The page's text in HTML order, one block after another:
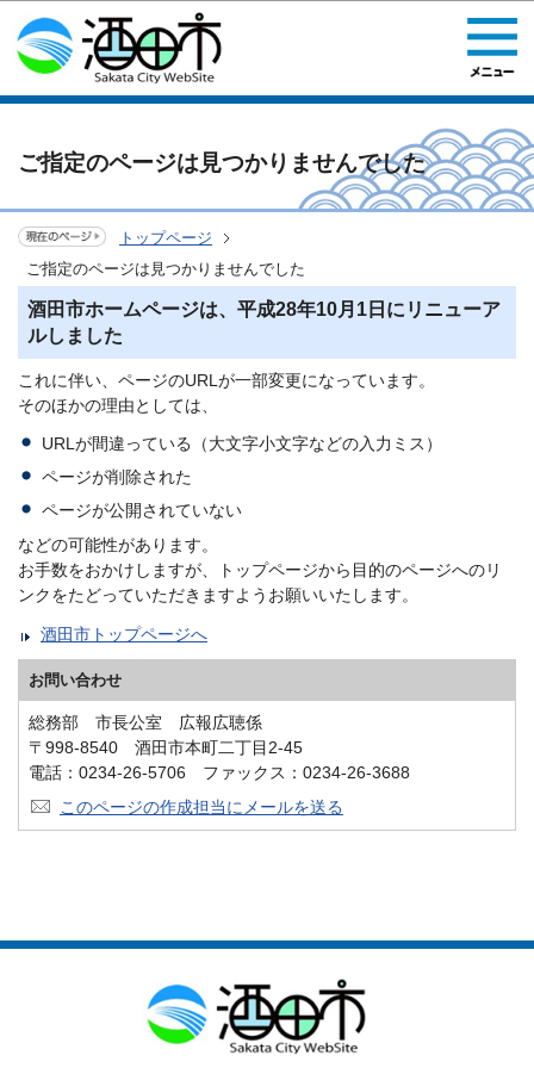
このページの本文へ移動
ご指定のページは見つかりませんでした
トップページ
ご指定のページは見つかりませんでした
酒田市ホームページは、平成28年10月1日にリニューア
ルしました
これに伴い、ページのURLが一部変更になっています。
そのほかの理由としては、
URLが間違っている（大文字小文字などの入力ミス）
ページが削除された
ページが公開されていない
などの可能性があります。
お手数をおかけしますが、トップページから目的のページへのリ
ンクをたどっていただきますようお願いいたします。
酒田市トップページへ
お問い合わせ
総務部 市長公室 広報広聴係
〒998-8540 酒田市本町二丁目2-45
電話：0234-26-5706 ファックス：0234-26-3688
このページの作成担当にメールを送る